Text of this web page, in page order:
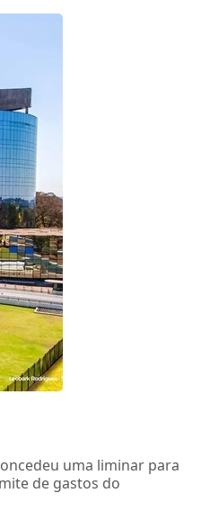
uma liminar para
de gastos do